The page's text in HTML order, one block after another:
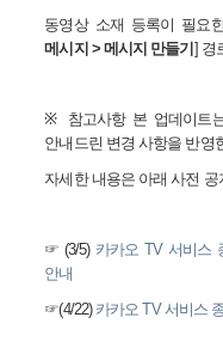
동영상 소재 등록이 필요
메시지 > 메시지 만들기 ] 경
※ 참고사항 본 업데이트
안내드린 변경 사항을 반영
자세한 내용은 아래 사전
☞ (3/5) 카카오 TV 서비스
안내
☞(4/22) 카카오 TV서비스